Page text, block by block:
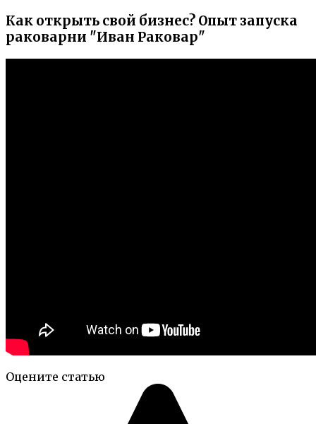
Как открыть свой бизнес? Опыт запуска
раковарни "Иван Раковар"
Оцените статью